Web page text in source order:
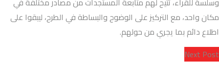
مكان واحد، مع التركيز على الوضوح والبساطة في الطرح، ليبقوا على
اطلاع دائم بما يجري من حولهم.
Next Post